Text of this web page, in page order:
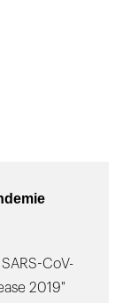
CoV-
2019"